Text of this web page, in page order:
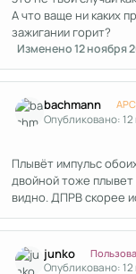
А что ваще ни каких
зажигании горит?
Изменено12 ноября
bachmann
Опубликовано:
Плывёт импульс
двойной тоже плывет
видно. ДПРВ скорее
junko
Опубликовано: